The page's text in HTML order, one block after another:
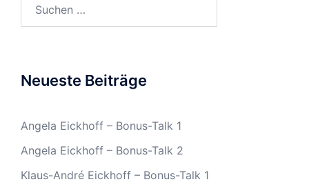
Neueste Beiträge
Angela Eickhoff – Bonus-Talk 1
Angela Eickhoff – Bonus-Talk 2
Klaus-André Eickhoff – Bonus-Talk 1